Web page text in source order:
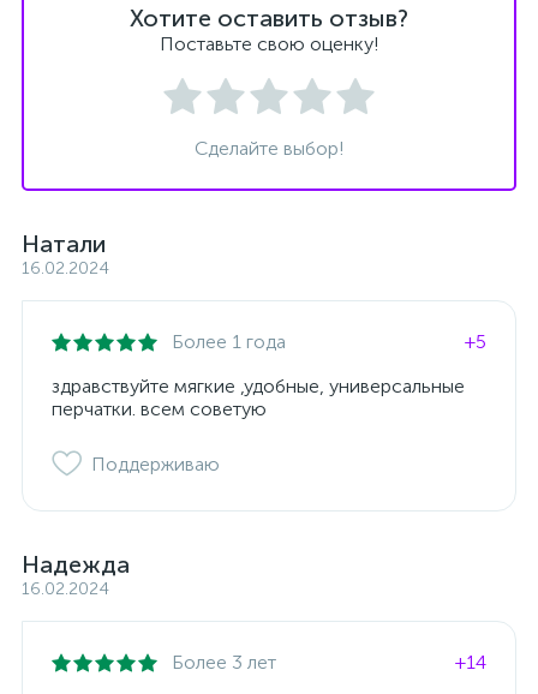
Хотите оставить отзыв?
Поставьте свою оценку!
Сделайте выбор!
Натали
16.02.2024
Более 1 года
+5
здравствуйте мягкие ,удобные, универсальные
перчатки. всем советую
Поддерживаю
Надежда
16.02.2024
Более 3 лет
+14